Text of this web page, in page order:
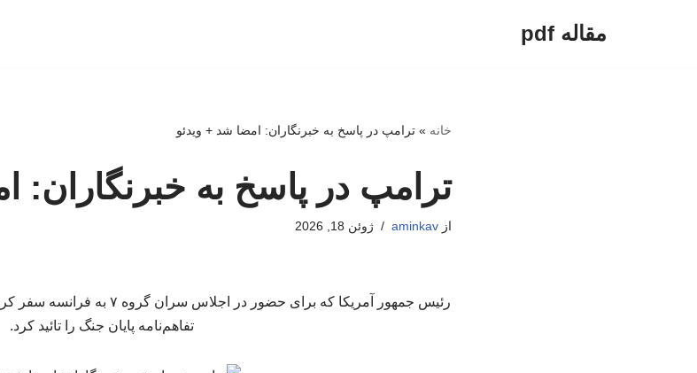
مقاله pdf
خانه »ترامپ در پاسخ به خبرنگاران: امضا شد + ویدئو
ترامپ در پاسخ به خبرنگاران:
ازaminkav ژوئن 18, 2026
رئیس جمهور آمریکا که برای
تفاهم‌نامه پایان جنگ را تائید کرد.